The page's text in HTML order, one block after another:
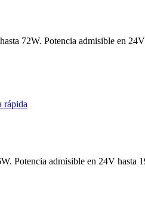
72W. Potencia admisible en
rápida
Potencia admisible en 24V